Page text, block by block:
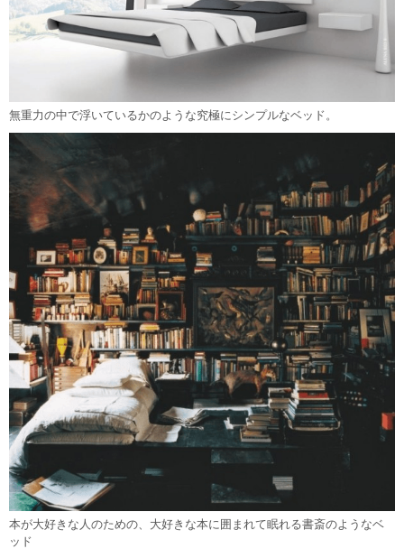
無重力の中で浮いているかのような究極にシンプルなベッド。
本が大好きな人のための、大好きな本に囲まれて眠れる書斎のようなベ
ッド